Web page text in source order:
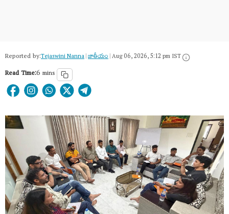
Reported by:Tejaswini Nanna|జాతీయం|Aug 06, 2026, 5:12 pm IST
Read Time:6 mins